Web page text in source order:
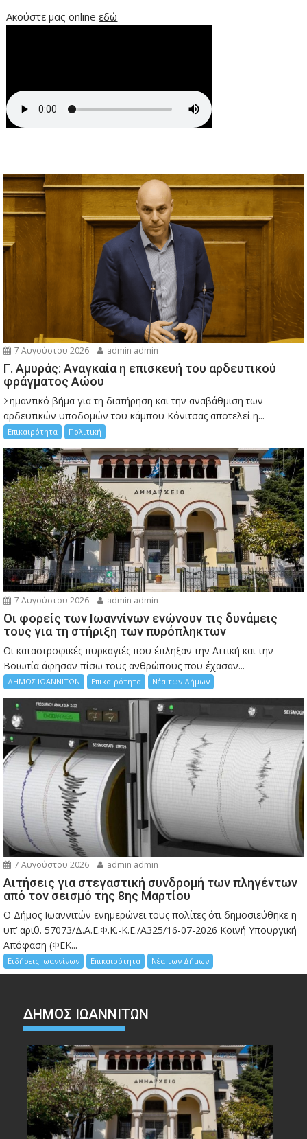
Ακούστε μας onlineεδώ
7 Αυγούστου 2026 admin admin
Γ. Αμυράς: Αναγκαία η επισκευή του αρδευτικού
φράγματος Αώου
Σημαντικό βήμα για τη διατήρηση και την αναβάθμιση των
αρδευτικών υποδομών του κάμπου Κόνιτσας αποτελεί η...
Επικαιρότητα Πολιτική
7 Αυγούστου 2026 admin admin
Οι φορείς των Ιωαννίνων ενώνουν τις δυνάμεις
τους για τη στήριξη των πυρόπληκτων
Οι καταστροφικές πυρκαγιές που έπληξαν την Αττική και την
Bοιωτία άφησαν πίσω τους ανθρώπους που έχασαν...
ΔΗΜΟΣ ΙΩΑΝΝΙΤΩΝ Επικαιρότητα Νέα των Δήμων
7 Αυγούστου 2026 admin admin
Αιτήσεις για στεγαστική συνδρομή των πληγέντων
από τον σεισμό της 8ης Μαρτίου
Ο Δήμος Ιωαννιτών ενημερώνει τους πολίτες ότι δημοσιεύθηκε η
υπ’ αριθ. 57073/Δ.Α.Ε.Φ.Κ.-Κ.Ε./Α325/16-07-2026 Κοινή Υπουργική
Απόφαση (ΦΕΚ...
Ειδήσεις Ιωαννίνων Επικαιρότητα Νέα των Δήμων
ΔΗΜΟΣ ΙΩΑΝΝΙΤΩΝ